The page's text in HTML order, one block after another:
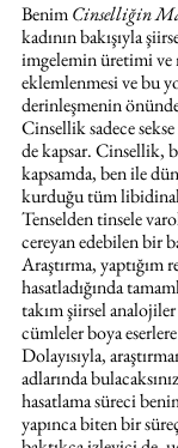
Benim Cinselliğin
kadının bakışıyla
imgelemin üretimi ve
eklemlenmesi ve bu
derinleşmenin
Cinsellik sadece
de kapsar. Cinsellik,
kapsamda, ben ile
kurduğu tüm
Tenselden tinsele
cereyan edebilen bir
Araştırma, yaptığım
hasatladığında
takım şiirsel
cümleler boya
Dolayısıyla,
adlarında
hasatlama süreci
yapınca biten bir